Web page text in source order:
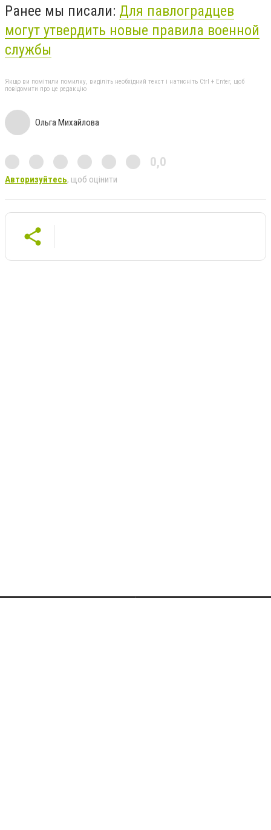
Ранее мы писали: Для павлоградцев
могут утвердить новые правила военной
службы
Якщо ви помітили помилку, виділіть необхідний текст і натисніть Ctrl + Enter, щоб
повідомити про це редакцію
Ольга Михайлова
0,0
Авторизуйтесь, щоб оцінити